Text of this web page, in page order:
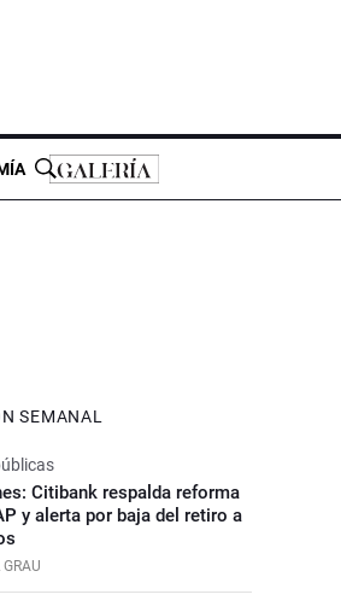
SEMANAL
Citibank respalda reforma
y alerta por baja del retiro a